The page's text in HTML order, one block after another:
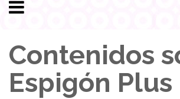
Contenidos
Espigón